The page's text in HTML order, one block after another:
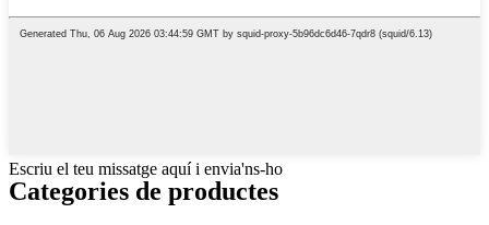
Escriu el teu missatge aquí i envia'ns-ho
Categories de productes